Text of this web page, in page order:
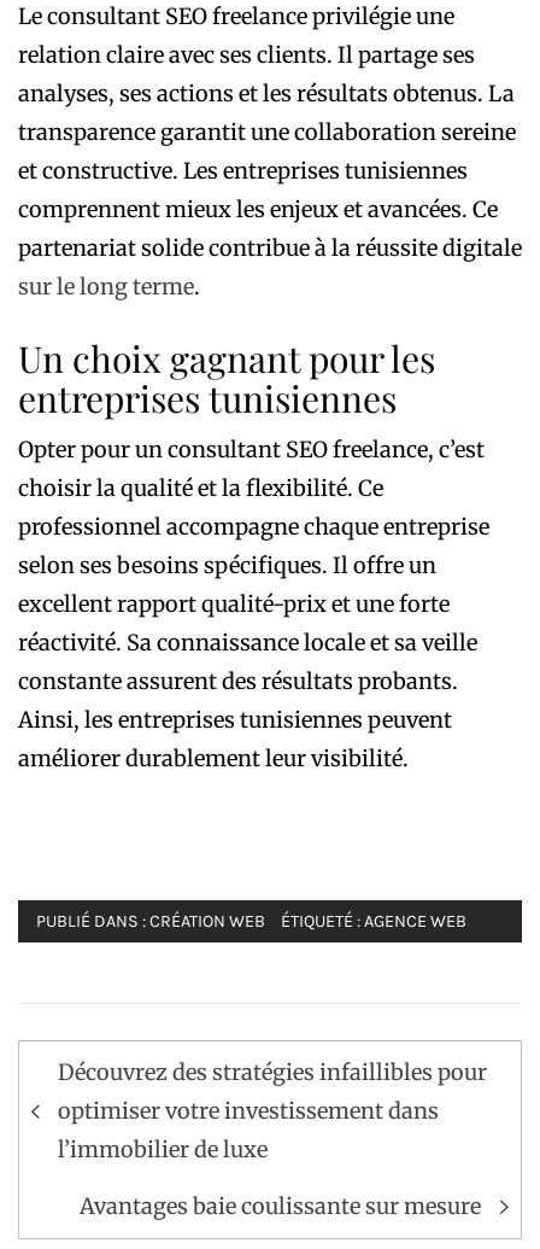
Le consultant SEO freelance privilégie une
relation claire avec ses clients. Il partage ses
analyses, ses actions et les résultats obtenus. La
transparence garantit une collaboration sereine
et constructive. Les entreprises tunisiennes
comprennent mieux les enjeux et avancées. Ce
partenariat solide contribue à la réussite digitale
sur le long terme.
Un choix gagnant pour les
entreprises tunisiennes
Opter pour un consultant SEO freelance, c’est
choisir la qualité et la flexibilité. Ce
professionnel accompagne chaque entreprise
selon ses besoins spécifiques. Il offre un
excellent rapport qualité-prix et une forte
réactivité. Sa connaissance locale et sa veille
constante assurent des résultats probants.
Ainsi, les entreprises tunisiennes peuvent
améliorer durablement leur visibilité.
PUBLIÉ DANS :CRÉATION WEB ÉTIQUETÉ :AGENCE WEB
Navigation
de
l’article
Découvrez des stratégies infaillibles pour
optimiser votre investissement dans
l’immobilier de luxe
Avantages baie coulissante sur mesure